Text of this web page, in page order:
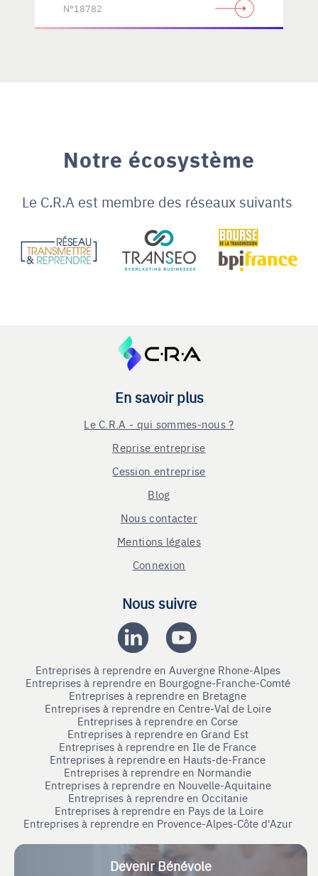
N°18782
Notre écosystème
Le C.R.A est membre des réseaux suivants
En savoir plus
Le C.R.A - qui sommes-nous ?
Reprise entreprise
Cession entreprise
Blog
Nous contacter
Mentions légales
Connexion
Nous suivre
Entreprises à reprendre en Auvergne Rhone-Alpes
Entreprises à reprendre en Bourgogne-Franche-Comté
Entreprises à reprendre en Bretagne
Entreprises à reprendre en Centre-Val de Loire
Entreprises à reprendre en Corse
Entreprises à reprendre en Grand Est
Entreprises à reprendre en Ile de France
Entreprises à reprendre en Hauts-de-France
Entreprises à reprendre en Normandie
Entreprises à reprendre en Nouvelle-Aquitaine
Entreprises à reprendre en Occitanie
Entreprises à reprendre en Pays de la Loire
Entreprises à reprendre en Provence-Alpes-Côte d'Azur
Devenir Bénévole